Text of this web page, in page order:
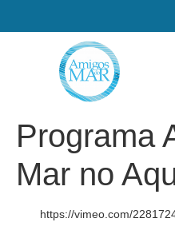
Programa
Mar no
https://vimeo.com/